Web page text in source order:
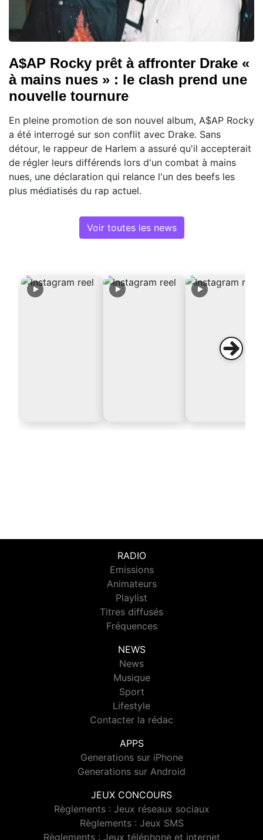
A$AP Rocky prêt à affronter Drake «
à mains nues » : le clash prend une
nouvelle tournure
En pleine promotion de son nouvel album, A$AP Rocky
a été interrogé sur son conflit avec Drake. Sans
détour, le rappeur de Harlem a assuré qu'il accepterait
de régler leurs différends lors d'un combat à mains
nues, une déclaration qui relance l'un des beefs les
plus médiatisés du rap actuel.
Voir toutes les news
RADIO
Emissions
Animateurs
Playlist
Titres diffusés
Fréquences
NEWS
News
Musique
Sport
Lifestyle
Contacter la rédac
APPS
Generations sur iPhone
Generations sur Android
JEUX CONCOURS
Règlements : Jeux réseaux sociaux
Règlements : Jeux SMS
Règlements : Jeux téléphone et internet